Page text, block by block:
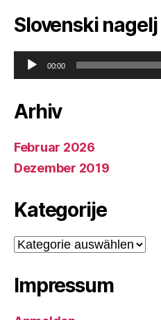
Slovenski nagelj
o
P
a
e
r
00:00
Arhiv
Februar 2026
Dezember 2019
Kategorije
Kategorije
Impressum